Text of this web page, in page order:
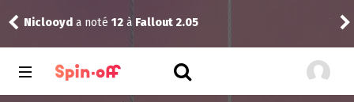
Niclooyd a noté 12 à Fallout 2.05